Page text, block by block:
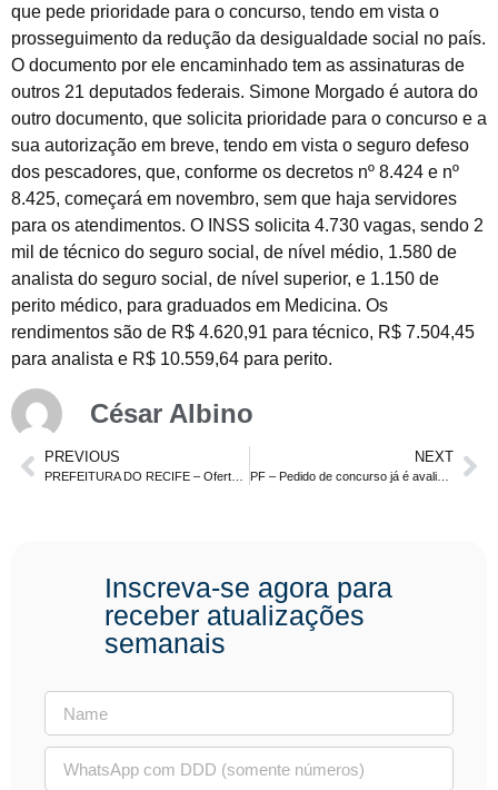
que pede prioridade para o concurso, tendo em vista o
prosseguimento da redução da desigualdade social no país.
O documento por ele encaminhado tem as assinaturas de
outros 21 deputados federais. Simone Morgado é autora do
outro documento, que solicita prioridade para o concurso e a
sua autorização em breve, tendo em vista o seguro defeso
dos pescadores, que, conforme os decretos nº 8.424 e nº
8.425, começará em novembro, sem que haja servidores
para os atendimentos. O INSS solicita 4.730 vagas, sendo 2
mil de técnico do seguro social, de nível médio, 1.580 de
analista do seguro social, de nível superior, e 1.150 de
perito médico, para graduados em Medicina. Os
rendimentos são de R$ 4.620,91 para técnico, R$ 7.504,45
para analista e R$ 10.559,64 para perito.
César Albino
PREVIOUS NEXT
PF – Pedido de concurso já é avaliado no Ministério do Planejamento
Inscreva-se agora para
receber atualizações
semanais